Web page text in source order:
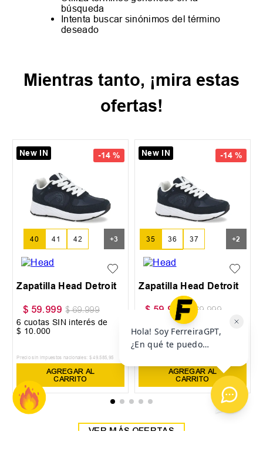
búsqueda
Intenta buscar sinónimos del término
deseado
Mientras tanto, ¡mira estas
ofertas!
-14 %
New IN
40 41 42 +3
Zapatilla Head Detroit
$ 59.999 $ 69.999
6 cuotas SIN interés de
$ 10 000
Precio sin impuestos nacionales: $ 49.585,95
AGREGAR AL
CARRITO
-14 %
New IN
35 36 37
38 39
+2
Zapatilla Head Detroit
$ 59 999 $ 69 999
cuotas SIN interés de
$ 10.000
AGREGAR AL
CARRITO
VER MÁS OFERTAS